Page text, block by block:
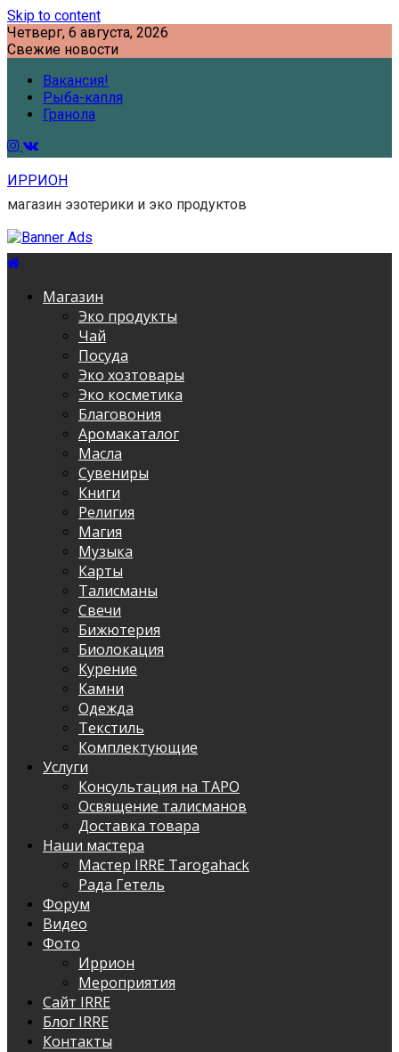
Skip to content
Четверг, 6 августа, 2026
Свежие новости
Вакансия!
Рыба-капля
Гранола
ИРРИОН
магазин эзотерики и эко продуктов
Магазин
Эко продукты
Чай
Посуда
Эко хозтовары
Эко косметика
Благовония
Аромакаталог
Масла
Сувениры
Книги
Религия
Магия
Музыка
Карты
Талисманы
Свечи
Бижютерия
Биолокация
Курение
Камни
Одежда
Текстиль
Комплектующие
Услуги
Консультация на ТАРО
Освящение талисманов
Доставка товара
Наши мастера
Мастер IRRE Tarogahack
Рада Гетель
Форум
Видео
Фото
Иррион
Мероприятия
Сайт IRRE
Блог IRRE
Контакты